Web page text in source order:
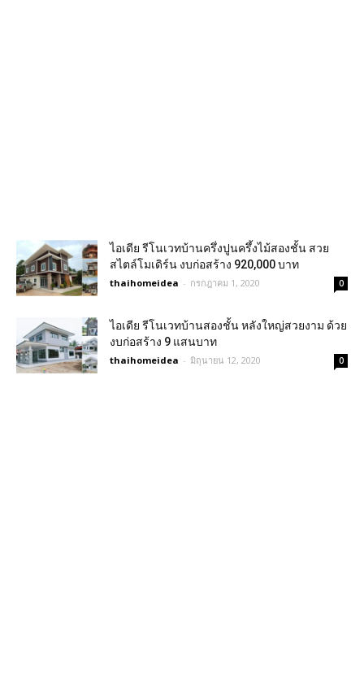
ไอเดีย รีโนเวทบ้านครึ่งปูนครึ้งไม้สองชั้น สวย
สไตล์โมเดิร์น งบก่อสร้าง 920,000 บาท
thaihomeidea - กรกฎาคม 1, 2020 0
ไอเดีย รีโนเวทบ้านสองชั้น หลังใหญ่สวยงาม ด้วย
งบก่อสร้าง 9 แสนบาท
thaihomeidea - มิถุนายน 12, 2020 0